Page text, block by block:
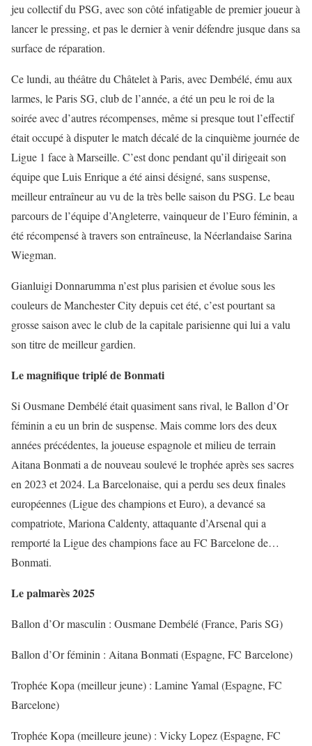
jeu collectif du PSG, avec son côté infatigable de premier joueur à
lancer le pressing, et pas le dernier à venir défendre jusque dans sa
surface de réparation.
Ce lundi, au théâtre du Châtelet à Paris, avec Dembélé, ému aux
larmes, le Paris SG, club de l’année, a été un peu le roi de la
soirée avec d’autres récompenses, même si presque tout l’effectif
était occupé à disputer le match décalé de la cinquième journée de
Ligue 1 face à Marseille. C’est donc pendant qu’il dirigeait son
équipe que Luis Enrique a été ainsi désigné, sans suspense,
meilleur entraîneur au vu de la très belle saison du PSG. Le beau
parcours de l’équipe d’Angleterre, vainqueur de l’Euro féminin, a
été récompensé à travers son entraîneuse, la Néerlandaise Sarina
Wiegman.
Gianluigi Donnarumma n’est plus parisien et évolue sous les
couleurs de Manchester City depuis cet été, c’est pourtant sa
grosse saison avec le club de la capitale parisienne qui lui a valu
son titre de meilleur gardien.
Le magnifique triplé de Bonmati
Si Ousmane Dembélé était quasiment sans rival, le Ballon d’Or
féminin a eu un brin de suspense. Mais comme lors des deux
années précédentes, la joueuse espagnole et milieu de terrain
Aitana Bonmati a de nouveau soulevé le trophée après ses sacres
en 2023 et 2024. La Barcelonaise, qui a perdu ses deux finales
européennes (Ligue des champions et Euro), a devancé sa
compatriote, Mariona Caldenty, attaquante d’Arsenal qui a
remporté la Ligue des champions face au FC Barcelone de…
Bonmati.
Le palmarès 2025
Ballon d’Or masculin : Ousmane Dembélé (France, Paris SG)
Ballon d’Or féminin : Aitana Bonmati (Espagne, FC Barcelone)
Trophée Kopa (meilleur jeune) : Lamine Yamal (Espagne, FC
Barcelone)
Trophée Kopa (meilleure jeune) : Vicky Lopez (Espagne, FC